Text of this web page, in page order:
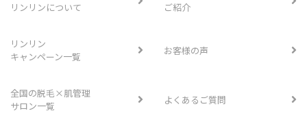
リンリンについて
ご紹介
リンリン
キャンペーン一覧
お客様の声
全国の脱毛×肌管理
サロン一覧
よくあるご質問